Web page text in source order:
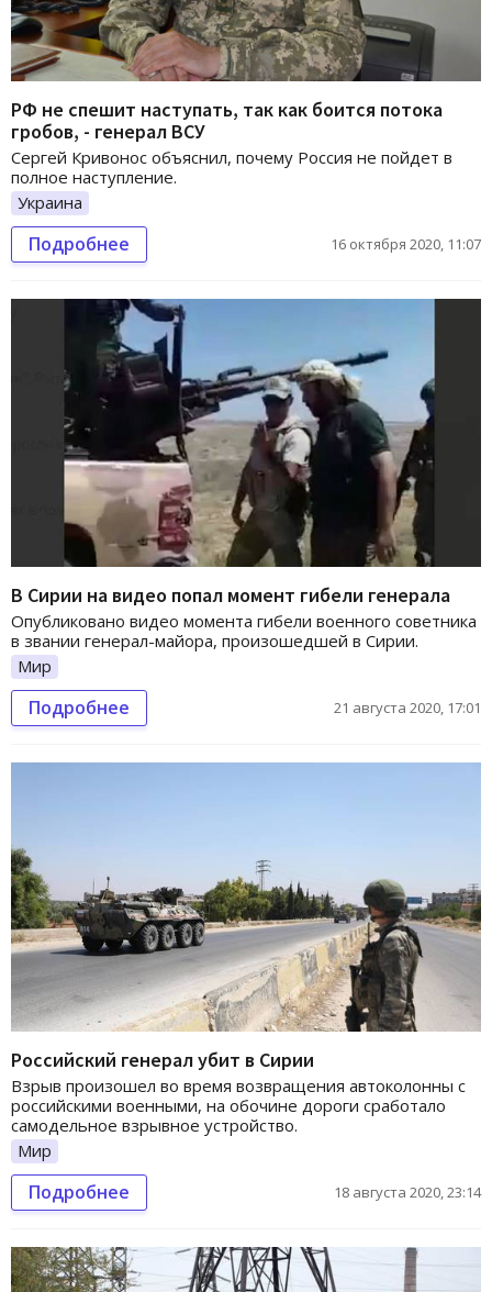
РФ не спешит наступать, так как боится потока
гробов, - генерал ВСУ
Сергей Кривонос объяснил, почему Россия не пойдет в
полное наступление.
Украина
Подробнее 16 октября 2020, 11:07
В Сирии на видео попал момент гибели генерала
Опубликовано видео момента гибели военного советника
в звании генерал-майора, произошедшей в Сирии.
Мир
Подробнее 21 августа 2020, 17:01
Российский генерал убит в Сирии
Взрыв произошел во время возвращения автоколонны с
российскими военными, на обочине дороги сработало
самодельное взрывное устройство.
Мир
Подробнее 18 августа 2020, 23:14